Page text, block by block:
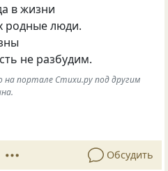
в жизни
родные люди.
не разбудим.
на портале Стихи.ру под другим
Обсудить